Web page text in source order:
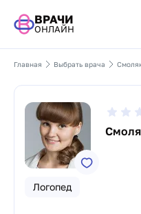
ВРАЧИ
ОНЛАЙН
Главная Выбрать врача
Логопед